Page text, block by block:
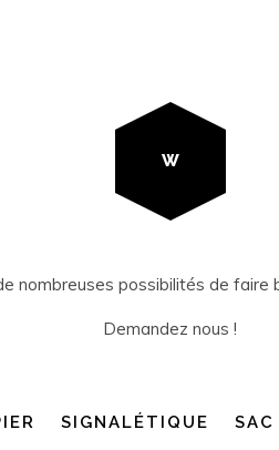
W
nombreuses possibilités de faire
Demandez nous !
SIGNALÉTIQUE SAC